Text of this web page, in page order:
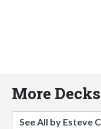
More
See All by Esteve